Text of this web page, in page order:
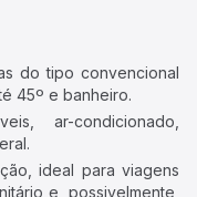
do tipo convencional
45º e banheiro.
ar-condicionado,
ideal para viagens
e, possivelmente,